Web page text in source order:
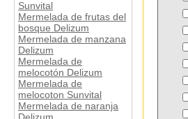
Sunvital
Mermelada de frutas del
bosque Delizum
Mermelada de manzana
Delizum
Mermelada de
melocotón Delizum
Mermelada de
melocoton Sunvital
Mermelada de naranja